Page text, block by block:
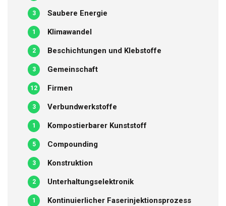
Saubere Energie
3
Klimawandel
1
Beschichtungen und Klebstoffe
2
Gemeinschaft
3
Firmen
12
Verbundwerkstoffe
3
Kompostierbarer Kunststoff
1
Compounding
5
Konstruktion
3
Unterhaltungselektronik
2
Kontinuierlicher Faserinjektionsprozess
1